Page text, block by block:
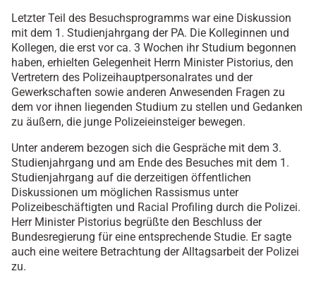
Letzter Teil des Besuchsprogramms war eine Diskussion
mit dem 1. Studienjahrgang der PA. Die Kolleginnen und
Kollegen, die erst vor ca. 3 Wochen ihr Studium begonnen
haben, erhielten Gelegenheit Herrn Minister Pistorius, den
Vertretern des Polizeihauptpersonalrates und der
Gewerkschaften sowie anderen Anwesenden Fragen zu
dem vor ihnen liegenden Studium zu stellen und Gedanken
zu äußern, die junge Polizeieinsteiger bewegen.
Unter anderem bezogen sich die Gespräche mit dem 3.
Studienjahrgang und am Ende des Besuches mit dem 1.
Studienjahrgang auf die derzeitigen öffentlichen
Diskussionen um möglichen Rassismus unter
Polizeibeschäftigten und Racial Profiling durch die Polizei.
Herr Minister Pistorius begrüßte den Beschluss der
Bundesregierung für eine entsprechende Studie. Er sagte
auch eine weitere Betrachtung der Alltagsarbeit der Polizei
zu.